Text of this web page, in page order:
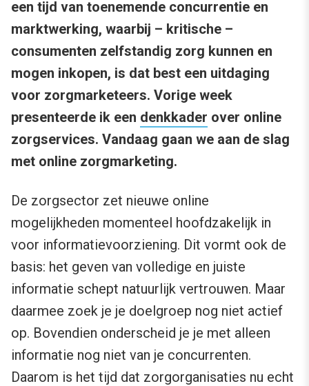
een tijd van toenemende concurrentie en
marktwerking, waarbij – kritische –
consumenten zelfstandig zorg kunnen en
mogen inkopen, is dat best een uitdaging
voor zorgmarketeers. Vorige week
presenteerde ik een denkkader over online
zorgservices. Vandaag gaan we aan de slag
met online zorgmarketing.
De zorgsector zet nieuwe online
mogelijkheden momenteel hoofdzakelijk in
voor informatievoorziening. Dit vormt ook de
basis: het geven van volledige en juiste
informatie schept natuurlijk vertrouwen. Maar
daarmee zoek je je doelgroep nog niet actief
op. Bovendien onderscheid je je met alleen
informatie nog niet van je concurrenten.
Daarom is het tijd dat zorgorganisaties nu echt